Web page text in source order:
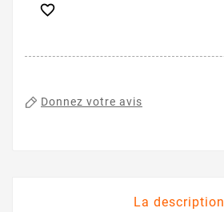

Donnez votre avis
La description